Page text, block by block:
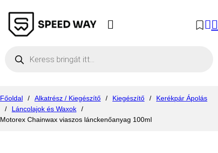
Főoldal / Alkatrész / Kiegészítő / Kiegészítő /
Kerékpár Ápolás
/
Láncolajok és Waxok
/
Motorex Chainwax viaszos lánckenőanyag 100ml